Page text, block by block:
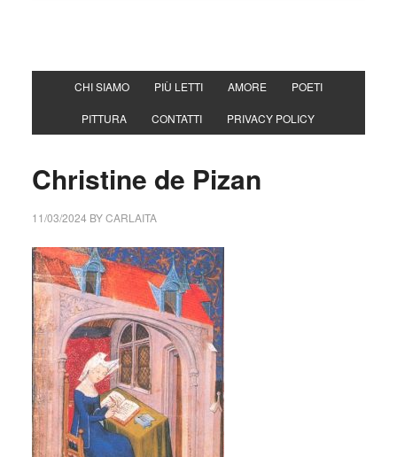
CHI SIAMO PIÙ LETTI AMORE POETI
PITTURA CONTATTI PRIVACY POLICY
Christine de Pizan
11/03/2024 BYCARLAITA